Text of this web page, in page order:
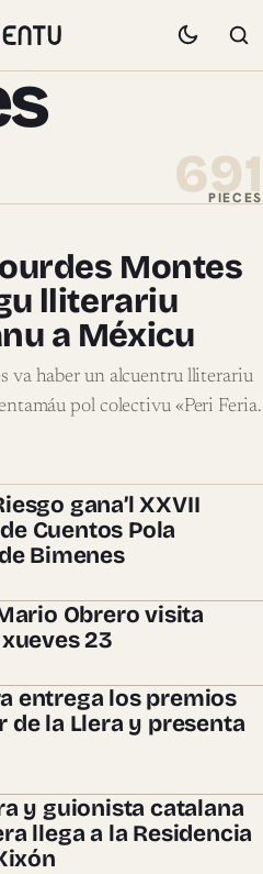
691
PIECES
Montes
lliterariu
a Méxicu
va haber un alcuentru lliterariu
pol colectivu «Peri Feria.
gana’l XXVII
Cuentos Pola
Bimenes
Obrero visita
23
entrega los premios
de la Llera y presenta
y guionista catalana
llega a la Residencia